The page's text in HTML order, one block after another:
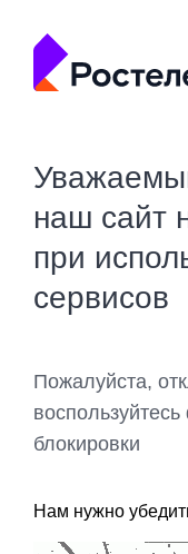
наш сайт
при
сервисов
Пожалуйста,
блокировки
Нам нужно